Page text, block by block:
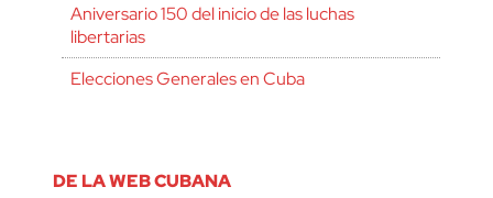
Aniversario 150 del inicio de las luchas
libertarias
Elecciones Generales en Cuba
DE LA WEB CUBANA